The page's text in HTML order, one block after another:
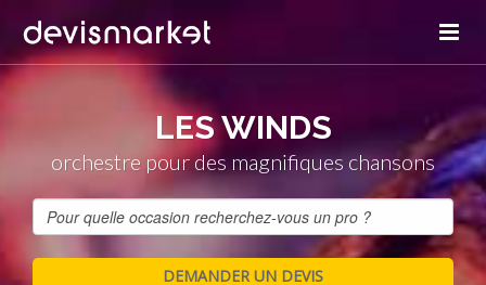
LES WINDS
orchestre pour des magnifiques chansons